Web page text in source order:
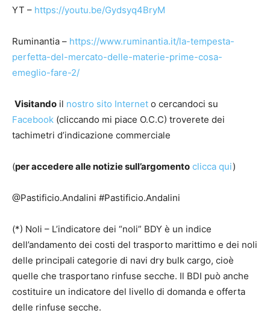
YT – https://youtu.be/Gydsyq4BryM
Ruminantia – https://www.ruminantia.it/la-tempesta-
perfetta-del-mercato-delle-materie-prime-cosa-
emeglio-fare-2/
Visitando il nostro sito Internet o cercandoci su
Facebook (cliccando mi piace O.C.C) troverete dei
tachimetri d’indicazione commerciale
(per accedere alle notizie sull’argomento clicca qui)
@Pastificio.Andalini #Pastificio.Andalini
(*) Noli – L’indicatore dei “noli” BDY è un indice
dell’andamento dei costi del trasporto marittimo e dei noli
delle principali categorie di navi dry bulk cargo, cioè
quelle che trasportano rinfuse secche. Il BDI può anche
costituire un indicatore del livello di domanda e offerta
delle rinfuse secche.